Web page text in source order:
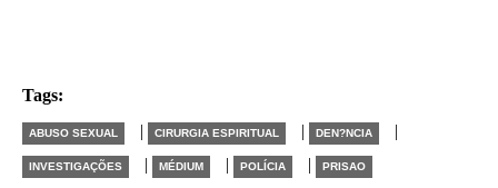
Tags:
ABUSO SEXUAL | CIRURGIA ESPIRITUAL | DEN?NCIA |
INVESTIGAÇÕES | MÉDIUM | POLÍCIA | PRISAO